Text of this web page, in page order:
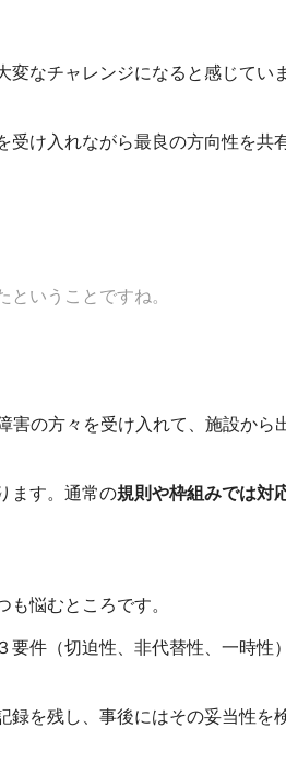
なチャレンジになると感じてい
け入れながら最良の方向性を共
いうことですね。
の方々を受け入れて、施設から
ます。通常の規則や枠組みでは対
悩むところです。
件（切迫性、非代替性、一時性
を残し、事後にはその妥当性を